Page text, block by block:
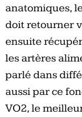
anatomiques,
doit retourner
ensuite
les artères
parlé dans
aussi par ce
VO2, le